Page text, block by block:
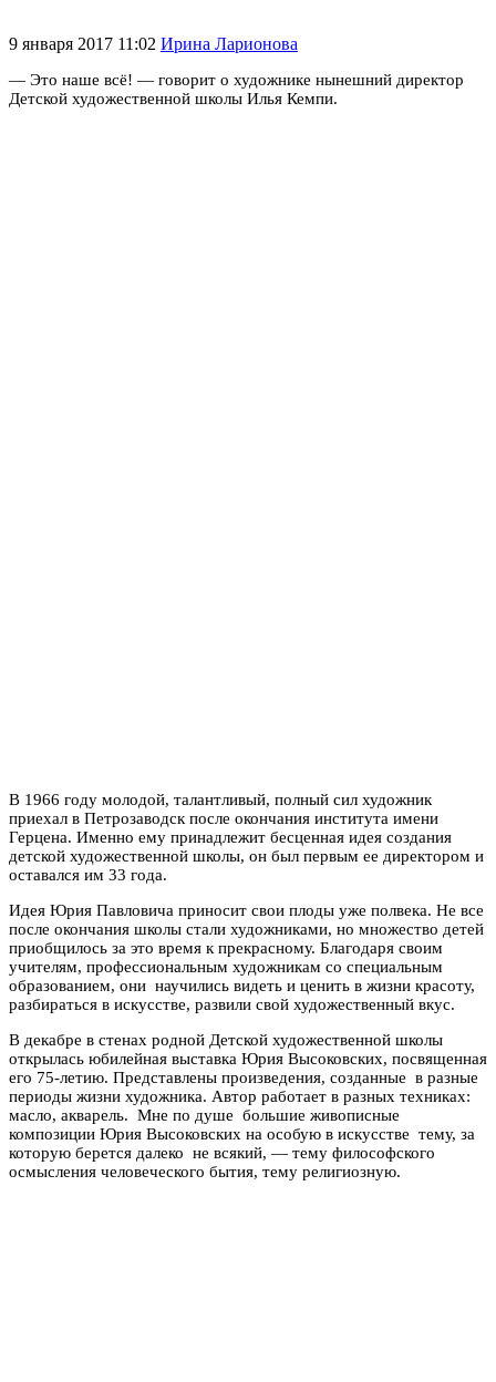
9 января 2017 11:02 Ирина Ларионова
— Это наше всё! — говорит о художнике нынешний директор
Детской художественной школы Илья Кемпи.
В 1966 году молодой, талантливый, полный сил художник
приехал в Петрозаводск после окончания института имени
Герцена. Именно ему принадлежит бесценная идея создания
детской художественной школы, он был первым ее директором и
оставался им 33 года.
Идея Юрия Павловича приносит свои плоды уже полвека. Не все
после окончания школы стали художниками, но множество детей
приобщилось за это время к прекрасному. Благодаря своим
учителям, профессиональным художникам со специальным
образованием, они научились видеть и ценить в жизни красоту,
разбираться в искусстве, развили свой художественный вкус.
В декабре в стенах родной Детской художественной школы
открылась юбилейная выставка Юрия Высоковских, посвященная
его 75-летию. Представлены произведения, созданные в разные
периоды жизни художника. Автор работает в разных техниках:
масло, акварель. Мне по душе большие живописные
композиции Юрия Высоковских на особую в искусстве тему, за
которую берется далеко не всякий, — тему философского
осмысления человеческого бытия, тему религиозную.